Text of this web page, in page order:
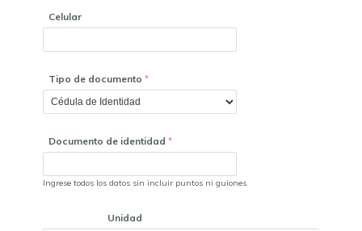
Celular
Tipo de documento
Documento de identidad
Ingrese todos los datos sin incluir puntos ni guiones
Unidad